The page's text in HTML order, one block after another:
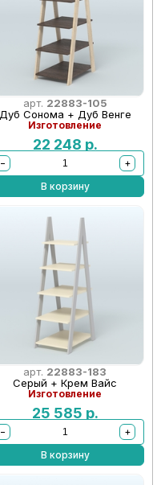
арт. 22883-105
Дуб Сонома + Дуб Венге
Изготовление
22 248 р.
−
+
В корзину
арт. 22883-183
Серый + Крем Вайс
Изготовление
25 585 р.
−
+
В корзину